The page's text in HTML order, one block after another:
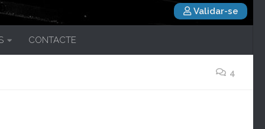
Validar-se
CONTACTE
4